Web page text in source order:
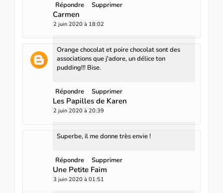
Répondre Supprimer
Carmen
2 juin 2020 à 18:02
Orange chocolat et poire chocolat sont des
associations que j'adore, un délice ton
pudding!!! Bise.
Répondre Supprimer
Les Papilles de Karen
2 juin 2020 à 20:39
Superbe, il me donne très envie !
Répondre Supprimer
Une Petite Faim
3 juin 2020 à 01:51